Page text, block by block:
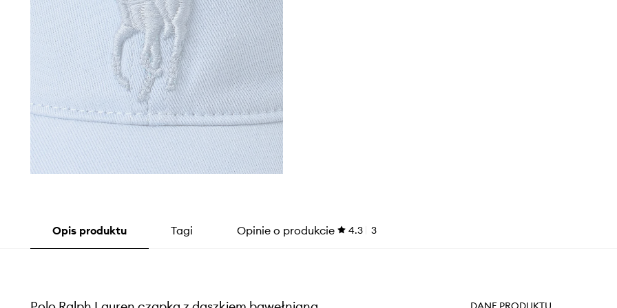
Opis produktu Tagi Opinie o produkcie 4.3 3